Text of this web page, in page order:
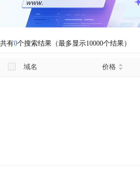
共有0个搜索结果（最多显示10000个结果）
域名 价格